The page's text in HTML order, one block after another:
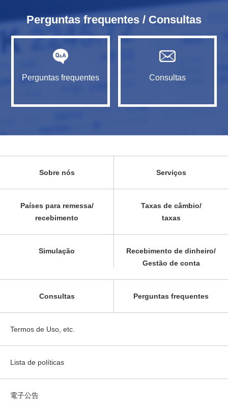
Perguntas frequentes / Consultas
Perguntas frequentes Consultas
Sobre nós Serviços
Países para remessa/
recebimento
Taxas de câmbio/
taxas
Simulação
Recebimento de dinheiro/
Gestão de conta
Consultas Perguntas frequentes
Termos de Uso, etc.
Lista de políticas
電子公告